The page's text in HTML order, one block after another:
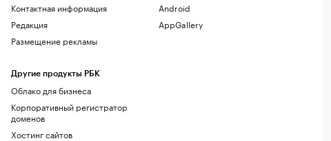
Контактная информация
Редакция
Размещение рекламы
Другие продукты РБК
Облако для бизнеса
Корпоративный регистратор
доменов
Хостинг сайтов
Android
AppGallery